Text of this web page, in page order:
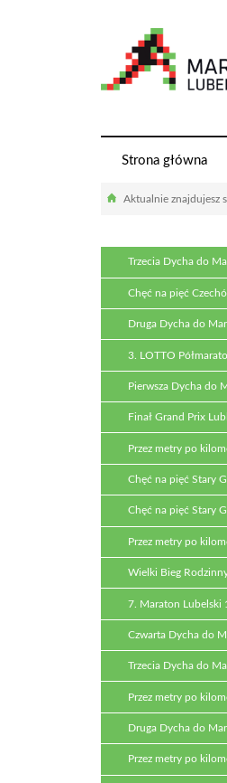
Strona główna
Aktualnie znajdujesz
Trzecia Dycha do
Chęć na pięć
Druga Dycha do
3. LOTTO
Pierwsza Dycha do
Finał Grand Prix
Przez metry po
Chęć na pięć Stary
Chęć na pięć Stary
Przez metry po
Wielki Bieg
7. Maraton Lubelski
Czwarta Dycha do
Trzecia Dycha do
Przez metry po
Druga Dycha do
Przez metry po